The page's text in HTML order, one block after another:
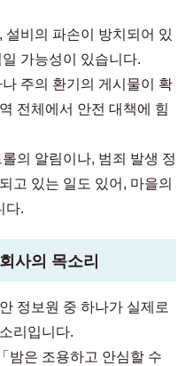
비의 파손이 방치되어 있
가능성이 있습니다.
주의 환기의 게시물이 확
전체에서 안전 대책에 힘
의 알림이나, 범죄 발생 정
고 있는 일도 있어, 마을의
다.
사의 목소리
정보원 중 하나가 실제로
리입니다.
밤은 조용하고 안심할 수